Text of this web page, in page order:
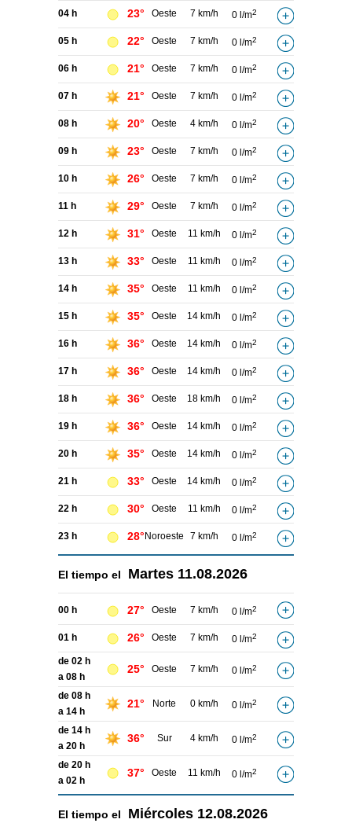
04 h 23° Oeste 7 km/h 0 l/m2
05 h 22° Oeste 7 km/h 0 l/m2
06 h 21° Oeste 7 km/h 0 l/m2
07 h 21° Oeste 7 km/h 0 l/m2
08 h 20° Oeste 4 km/h 0 l/m2
09 h 23° Oeste 7 km/h 0 l/m2
10 h 26° Oeste 7 km/h 0 l/m2
11 h 29° Oeste 7 km/h 0 l/m2
12 h 31° Oeste 11 km/h 0 l/m2
13 h 33° Oeste 11 km/h 0 l/m2
14 h 35° Oeste 11 km/h 0 l/m2
15 h 35° Oeste 14 km/h 0 l/m2
16 h 36° Oeste 14 km/h 0 l/m2
17 h 36° Oeste 14 km/h 0 l/m2
18 h 36° Oeste 18 km/h 0 l/m2
19 h 36° Oeste 14 km/h 0 l/m2
20 h 35° Oeste 14 km/h 0 l/m2
21 h 33° Oeste 14 km/h 0 l/m2
22 h 30° Oeste 11 km/h 0 l/m2
23 h 28° Noroeste 7 km/h 0 l/m2
El tiempo el Martes 11.08.2026
00 h 27° Oeste 7 km/h 0 l/m2
01 h 26° Oeste 7 km/h 0 l/m2
de 02 h
a 08 h
25° Oeste 7 km/h 0 l/m2
de 08 h
a 14 h
21° Norte 0 km/h 0 l/m2
de 14 h
a 20 h
36° Sur 4 km/h 0 l/m2
de 20 h
a 02 h
37° Oeste 11 km/h 0 l/m2
El tiempo el Miércoles 12.08.2026